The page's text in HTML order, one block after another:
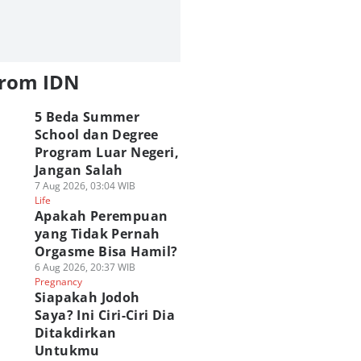
IDN
5 Beda Summer
School dan Degree
Program Luar Negeri,
Jangan Salah
7 Aug 2026, 03:04 WIB
Life
Apakah Perempuan
yang Tidak Pernah
Orgasme Bisa Hamil?
6 Aug 2026, 20:37 WIB
Pregnancy
Siapakah Jodoh
Saya? Ini Ciri-Ciri Dia
Ditakdirkan
Untukmu